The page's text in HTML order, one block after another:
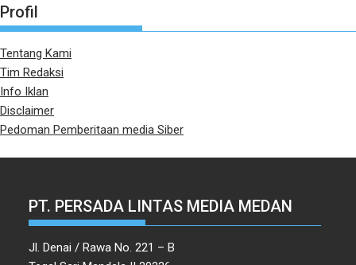
Profil
Tentang Kami
Tim Redaksi
Info Iklan
Disclaimer
Pedoman Pemberitaan media Siber
PT. PERSADA LINTAS MEDIA MEDAN
Jl. Denai / Rawa No. 221 – B